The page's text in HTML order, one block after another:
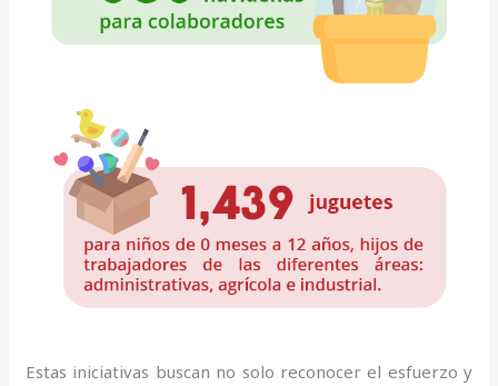
Estas iniciativas buscan no solo reconocer el esfuerzo y